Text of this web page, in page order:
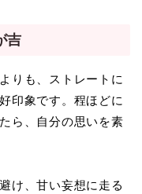
吉
りも、ストレートに
印象です。程ほどに
ら、自分の思いを素
け、甘い妄想に走る